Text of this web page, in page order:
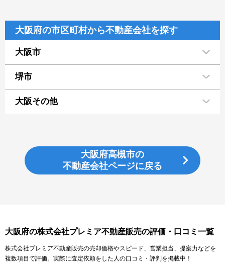
大阪府の市区町村から不動産会社を探す
大阪市
堺市
大阪その他
大阪府高槻市の
不動産会社ページに戻る
大阪府の株式会社プレミア不動産販売の評価・口コミ一覧
株式会社プレミア不動産販売の売却価格やスピード、営業担当、提案力などを
複数項目で評価。実際に査定依頼をした人の口コミ・評判を掲載中！